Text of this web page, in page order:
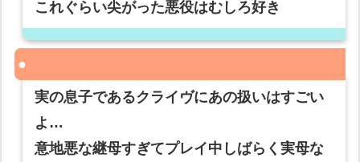
これぐらい尖がった悪役はむしろ好き
実の息子であるクライヴにあの扱いはすごい
よ…
意地悪な継母すぎてプレイ中しばらく実母な